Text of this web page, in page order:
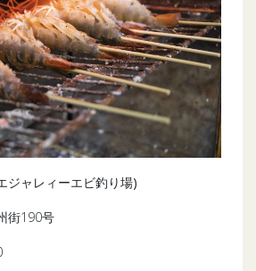
ジャレィーエビ釣り場)
街190号